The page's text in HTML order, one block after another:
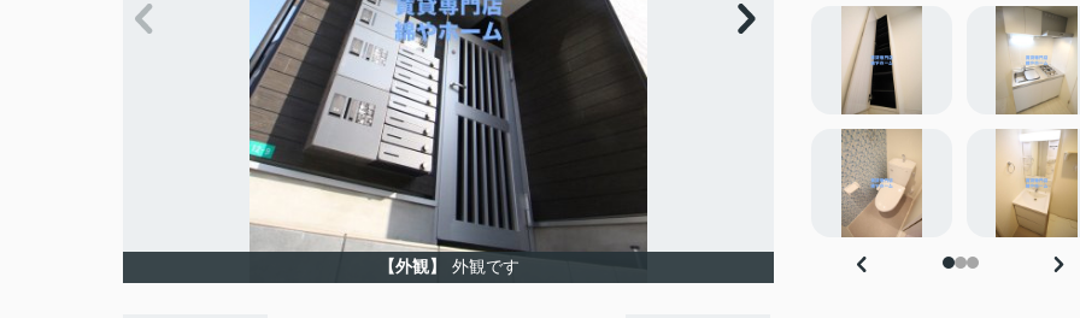
【外観】 外観です